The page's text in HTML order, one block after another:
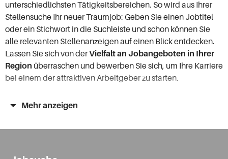
unterschiedlichsten Tätigkeitsbereichen. So wird aus Ihrer
Stellensuche Ihr neuer Traumjob: Geben Sie einen Jobtitel
oder ein Stichwort in die Suchleiste und schon können Sie
alle relevanten Stellenanzeigen auf einen Blick entdecken.
Lassen Sie sich von derVielfalt an Jobangeboten in Ihrer
Region überraschen und bewerben Sie sich, um Ihre Karriere
bei einem der attraktiven Arbeitgeber zu starten.
Arbeitsmarkt und Karriere in Bonn
Mehr anzeigen